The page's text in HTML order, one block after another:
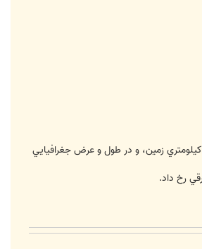
پس از وقوع زمين لرزه اي به بزرگي 5.9 ريشتر در دامغان پس لرزه اي به بزرگي 3.2 ريشتر در ساعت 30 دقيقه بامداد امروز شنبه در اين منطقه و در عمق 2 كيلومتري زمين، و در طول و عرض جغرافيايي